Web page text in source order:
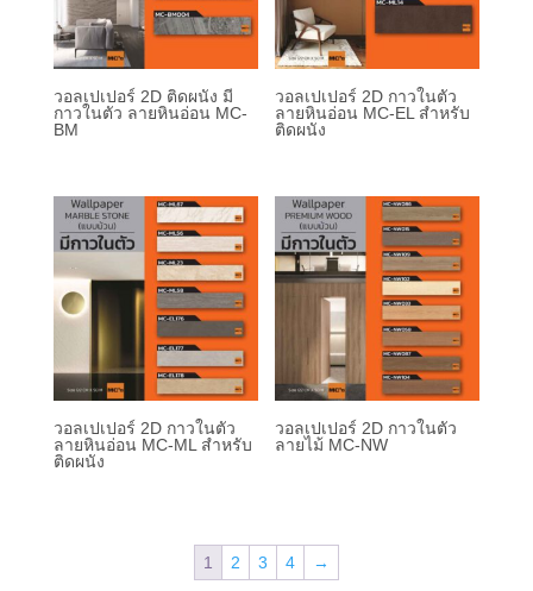
วอลเปเปอร์ 2D ติดผนัง มี
กาวในตัว ลายหินอ่อน MC-
BM
วอลเปเปอร์ 2D กาวในตัว
ลายหินอ่อน MC-EL สำหรับ
ติดผนัง
วอลเปเปอร์ 2D กาวในตัว
ลายหินอ่อน MC-ML สำหรับ
ติดผนัง
วอลเปเปอร์ 2D กาวในตัว
ลายไม้ MC-NW
1 2 3 4 →